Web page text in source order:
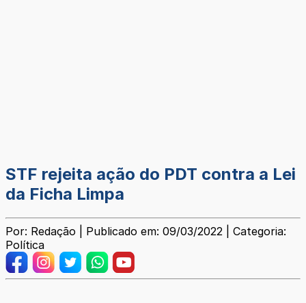
STF rejeita ação do PDT contra a Lei
da Ficha Limpa
Por: Redação | Publicado em: 09/03/2022 | Categoria:
Política